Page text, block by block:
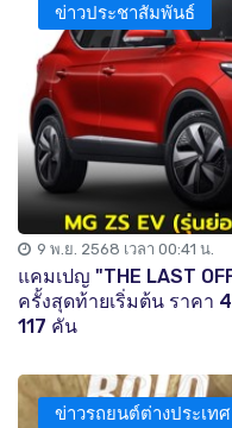
ข่าวประชาสัมพันธ์
9 พ.ย. 2568 เวลา 00:41 น.
แคมเปญ "THE LAST
ครั้งสุดท้ายเริ่มต้น ราคา
117 คัน
ข่าวรถยนต์ต่างประเทศ